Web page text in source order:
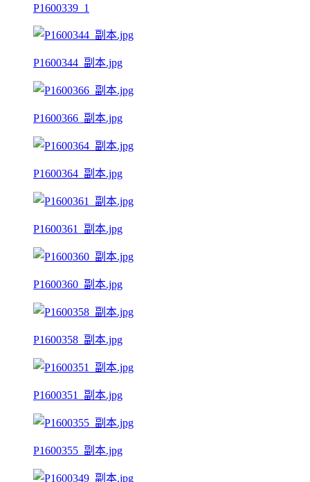
P1600339_1
P1600344_副本.jpg
P1600366_副本.jpg
P1600364_副本.jpg
P1600361_副本.jpg
P1600360_副本.jpg
P1600358_副本.jpg
P1600351_副本.jpg
P1600355_副本.jpg